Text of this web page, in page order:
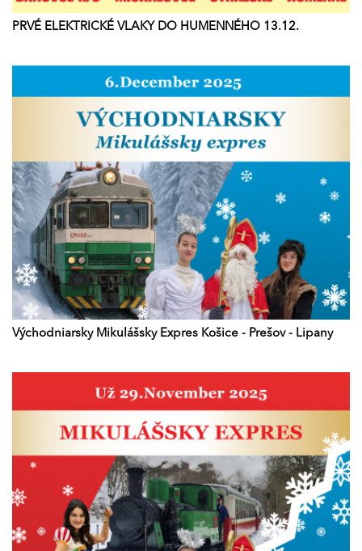
PRVÉ ELEKTRICKÉ VLAKY DO HUMENNÉHO 13.12.
Východniarsky Mikulášsky Expres Košice - Prešov - Lipany